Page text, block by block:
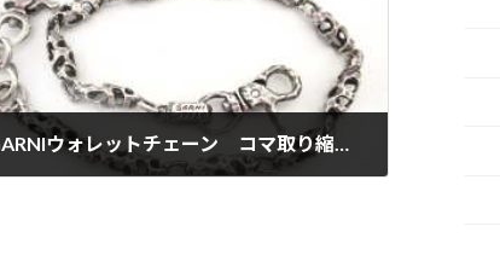
GARNIウォレットチェーン コマ取り縮め・ロー付け(131111)